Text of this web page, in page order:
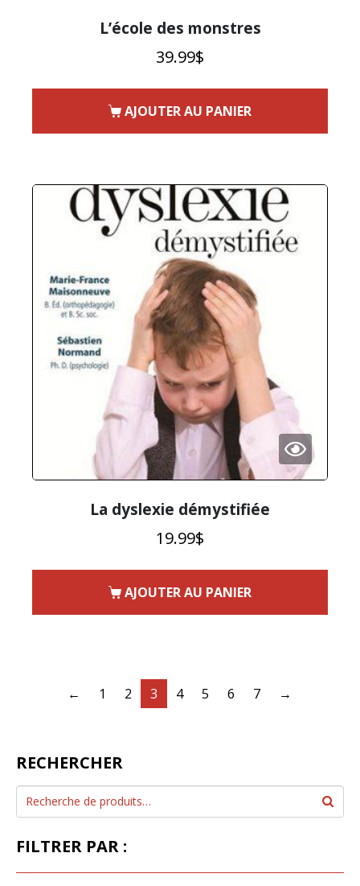
L’école des monstres
39.99$
AJOUTER AU PANIER
La dyslexie démystifiée
19.99$
AJOUTER AU PANIER
← 1 2 3 4 5 6 7 →
RECHERCHER
FILTRER PAR :